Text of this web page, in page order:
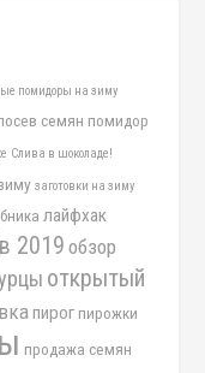
помидоры на зиму
семян помидор
Слива в шоколаде!
заготовки на зиму
лайфхак
2019обзор
открытый
пирог пирожки
продажа семян